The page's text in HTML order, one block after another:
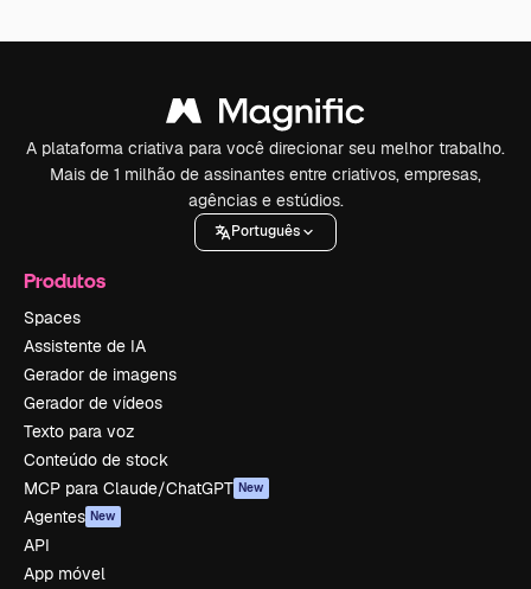
A plataforma criativa para você direcionar seu melhor trabalho.
Mais de 1 milhão de assinantes entre criativos, empresas,
agências e estúdios.
Português
Produtos
Spaces
Assistente de IA
Gerador de imagens
Gerador de vídeos
Texto para voz
Conteúdo de stock
MCP para Claude/ChatGPT New
Agentes New
API
App móvel